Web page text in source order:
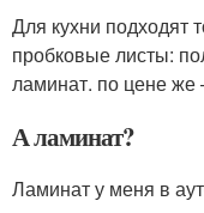
Для кухни подходят
пробковые листы:
ламинат. по цене же
А ламинат?
Ламинат у меня в